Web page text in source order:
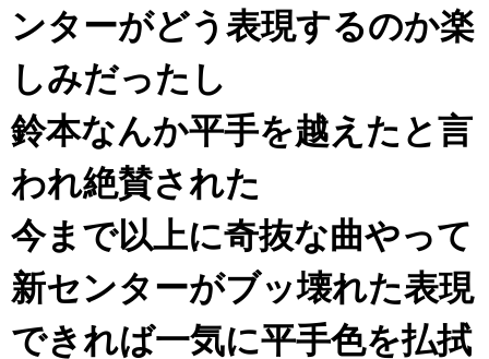
ンターがどう表現するのか楽
しみだったし
鈴本なんか平手を越えたと言
われ絶賛された
今まで以上に奇抜な曲やって
新センターがブッ壊れた表現
できれば一気に平手色を払拭